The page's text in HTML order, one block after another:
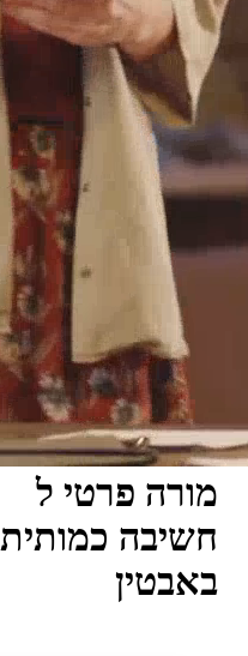
מורה פרטי ל
חשיבה כמותית
באבטין